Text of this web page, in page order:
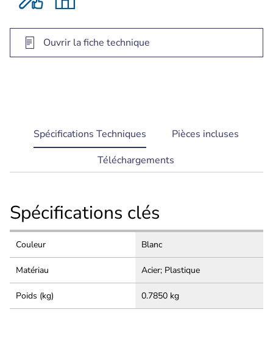
Ouvrir la fiche technique
current
tab:
Spécifications Techniques
Pièces incluses
Téléchargements
Spécifications clés
Couleur Blanc
Matériau Acier; Plastique
Poids (kg) 0.7850 kg